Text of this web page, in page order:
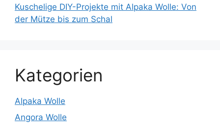
Kuschelige DIY-Projekte mit Alpaka Wolle: Von
der Mütze bis zum Schal
Kategorien
Alpaka Wolle
Angora Wolle